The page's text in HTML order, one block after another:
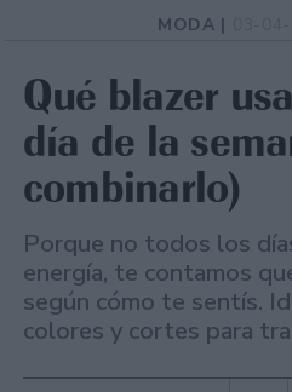
MODA |
Qué blazer
día de la
combinarlo)
Porque no todos los
energía, te contamos
según cómo te sentís.
colores y cortes para